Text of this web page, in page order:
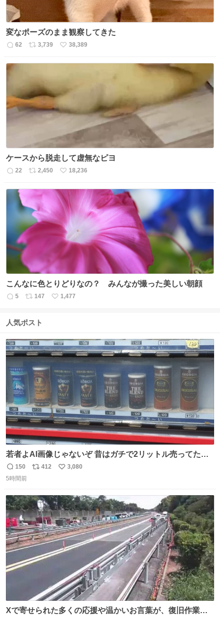
変なポーズのまま観察してきた
返
数
62
リ
数
3,739
い
38,389
ケースから脱走して虚無なピヨ
返
22
リ
ト
数
2,450
い
ね
数
18,236
こんなに色とりどりなの？ みんなが撮った美しい朝顔
返
数
5
リ
ス
数
147
い
1,477
人気ポスト
若者よAI画像じゃないぞ 昔はガチで2リットル売ってたん
やでw
返
信
150
リ
ト
数
412
い
数
3,080
5時間前
Xで寄せられた多くの応援や温かいお言葉が、復旧作業に